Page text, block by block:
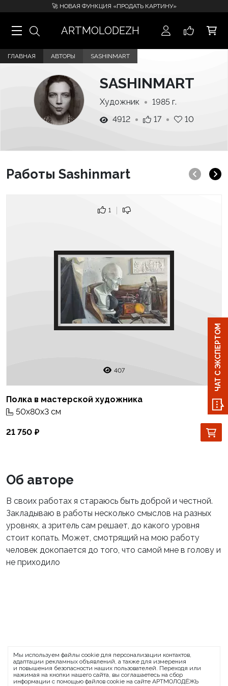
🚀 НОВАЯ ФУНКЦИЯ «ПРОДАТЬ КАРТИНУ»
ARTMOLODEZH
ГЛАВНАЯ АВТОРЫ SASHINMART
SASHINMART
Художник
1985 г.
4912
17 10
Работы Sashinmart
1
407
Полка в мастерской художника
50x80x3 см
21 750
Об авторе
В своих работах я стараюсь быть доброй и честной.
Закладываю в работы несколько смыслов на разных
уровнях, а зритель сам решает, до какого уровня
стоит копать. Может, смотрящий на мою работу
человек докопается до того, что самой мне в голову и
не приходило
О проекте FAQ
Банковские реквизиты
Сообщить о баге
ЧАТ С ЭКСПЕРТОМ
Мы используем файлы cookie для персонализации контактов,
адаптации рекламных объявлений, а также для измерения
и повышения безопасности наших пользователей. Переходя или
нажимая на кнопки нашего сайта, вы соглашаетесь на сбор
информации с помощью файлов cookie на сайте АРТМОЛОДЁЖЬ